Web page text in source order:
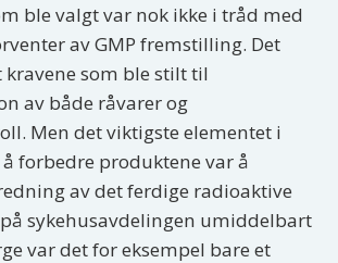
ble valgt var nok ikke i tråd med
av GMP fremstilling. Det
som ble stilt til
av både råvarer og
Men det viktigste elementet i
forbedre produktene var å
av det ferdige radioaktive
sykehusavdelingen umiddelbart
var det for eksempel bare et